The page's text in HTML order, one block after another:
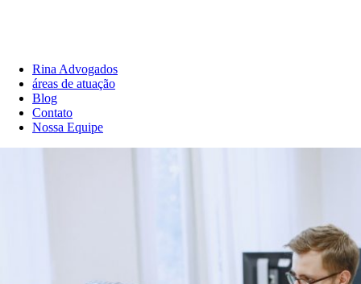
Rina Advogados
áreas de atuação
Blog
Contato
Nossa Equipe